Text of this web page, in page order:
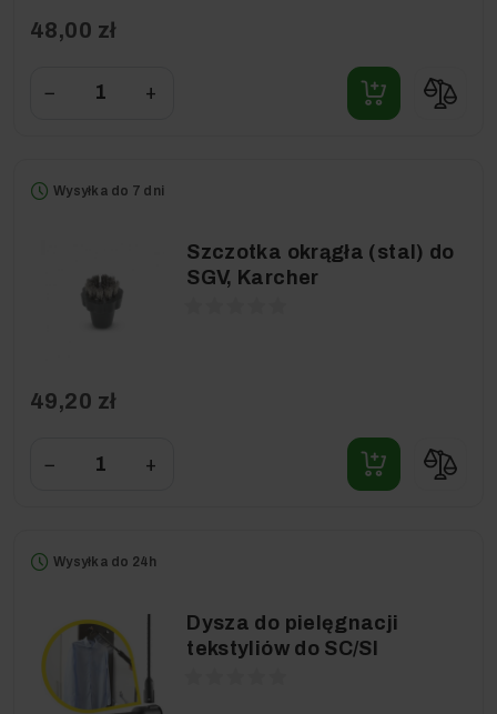
48,00 zł
− +
Wysyłka do 7 dni
Szczotka okrągła (stal) do
SGV, Karcher
49,20 zł
− +
Wysyłka do 24h
Dysza do pielęgnacji
tekstyliów do SC/SI